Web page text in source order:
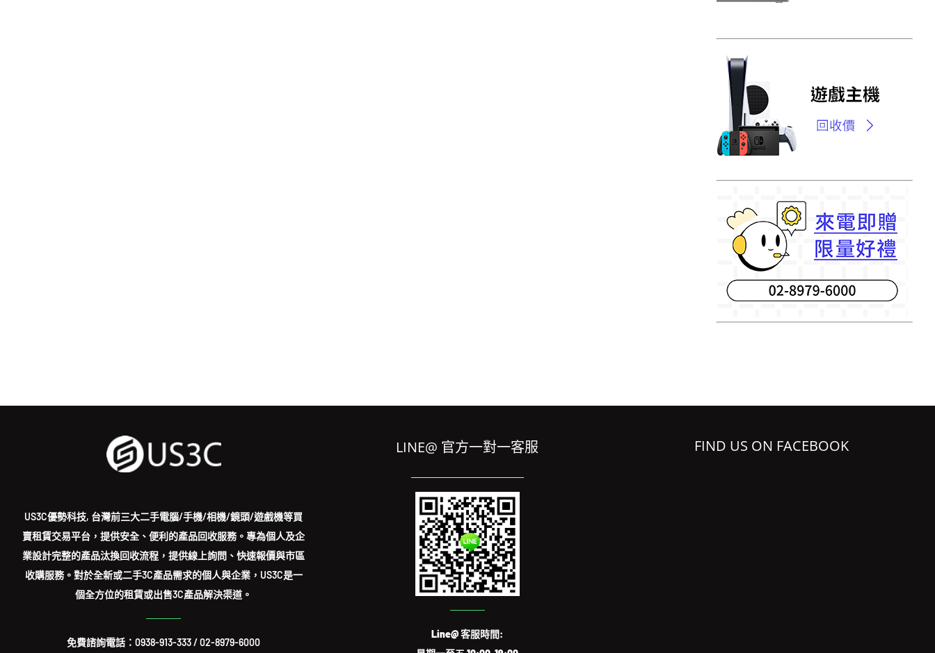
US3C優勢科技, 台灣前三大二手電腦/手機/相機/鏡頭/遊戲機等買
賣租賃交易平台，提供安全、便利的產品回收服務。專為個人及企
業設計完整的產品汰換回收流程，提供線上詢問、快速報價與市區
收購服務。對於全新或二手3C產品需求的個人與企業，US3C是一
個全方位的租賃或出售3C產品解決渠道。
免費諮詢電話：0938-913-333/02-8979-6000
LINE@ 官方一對一客服
Line@ 客服時間:
FIND US ON FACEBOOK